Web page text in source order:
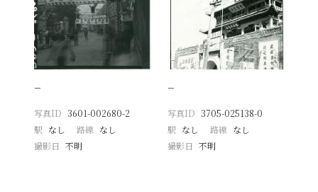
−
写真ID 3601-002680-2
駅 なし 路線 なし
撮影日
不明
−
写真ID 3705-025138-0
駅 なし 路線 なし
撮影日 不明